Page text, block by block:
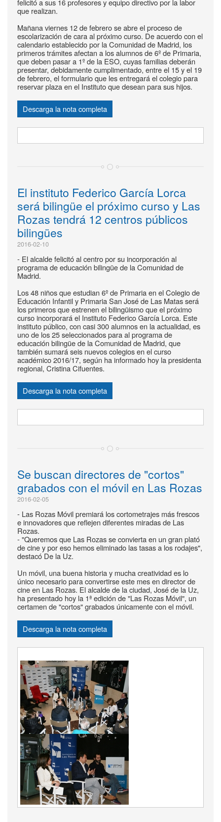
felicitó a sus 16 profesores y equipo directivo por la labor
que realizan.
Mañana viernes 12 de febrero se abre el proceso de
escolarización de cara al próximo curso. De acuerdo con el
calendario establecido por la Comunidad de Madrid, los
primeros trámites afectan a los alumnos de 6º de Primaria,
que deben pasar a 1º de la ESO, cuyas familias deberán
presentar, debidamente cumplimentado, entre el 15 y el 19
de febrero, el formulario que les entregará el colegio para
reservar plaza en el Instituto que desean para sus hijos.
Descarga la nota completa
El instituto Federico García Lorca
será bilingüe el próximo curso y Las
Rozas tendrá 12 centros públicos
bilingües
2016-02-10
- El alcalde felicitó al centro por su incorporación al
programa de educación bilingüe de la Comunidad de
Madrid.
Los 48 niños que estudian 6º de Primaria en el Colegio de
Educación Infantil y Primaria San José de Las Matas será
los primeros que estrenen el bilingüismo que el próximo
curso incorporará el Instituto Federico García Lorca. Este
instituto público, con casi 300 alumnos en la actualidad, es
uno de los 25 seleccionados para al programa de
educación bilingüe de la Comunidad de Madrid, que
también sumará seis nuevos colegios en el curso
académico 2016/17, según ha informado hoy la presidenta
regional, Cristina Cifuentes.
Descarga la nota completa
Se buscan directores de "cortos"
grabados con el móvil en Las Rozas
2016-02-05
- Las Rozas Móvil premiará los cortometrajes más frescos
e innovadores que reflejen diferentes miradas de Las
Rozas.
- "Queremos que Las Rozas se convierta en un gran plató
de cine y por eso hemos eliminado las tasas a los rodajes",
destacó De la Uz.
Un móvil, una buena historia y mucha creatividad es lo
único necesario para convertirse este mes en director de
cine en Las Rozas. El alcalde de la ciudad, José de la Uz,
ha presentado hoy la 1ª edición de "Las Rozas Móvil", un
certamen de "cortos" grabados únicamente con el móvil.
Descarga la nota completa